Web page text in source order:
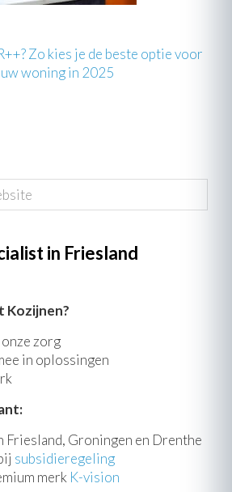
Zo kies je de beste optie voor
woning in 2025
in Friesland
Kozijnen?
zorg
in oplossingen
Groningen en Drenthe
subsidieregeling
merk K-vision